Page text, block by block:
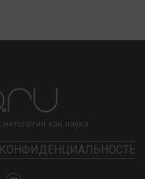
КОНФИДЕНЦИАЛЬНОСТЬ